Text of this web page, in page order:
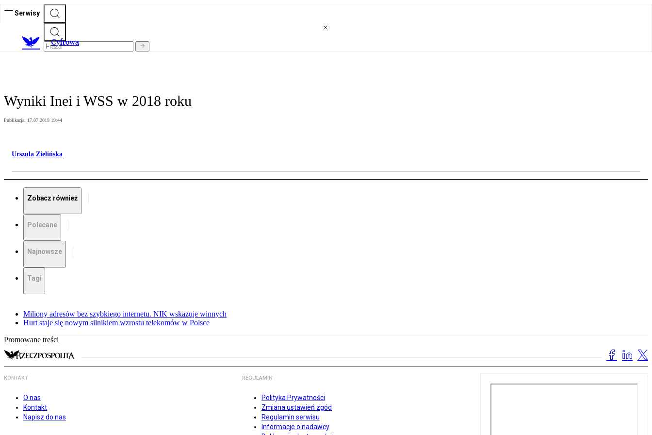
Serwisy
Cyfrowa
Wyniki Inei i WSS w 2018 roku
Publikacja: 17.07.2019 19:44
Urszula Zielińska
Zobacz również
Polecane
Najnowsze
Tagi
Miliony adresów bez szybkiego internetu. NIK wskazuje winnych
Hurt staje się nowym silnikiem wzrostu telekomów w Polsce
Promowane treści
KONTAKT
O nas
Kontakt
Napisz do nas
REGULAMIN
Polityka Prywatności
Zmiana ustawień zgód
Regulamin serwisu
Informacje o nadawcy